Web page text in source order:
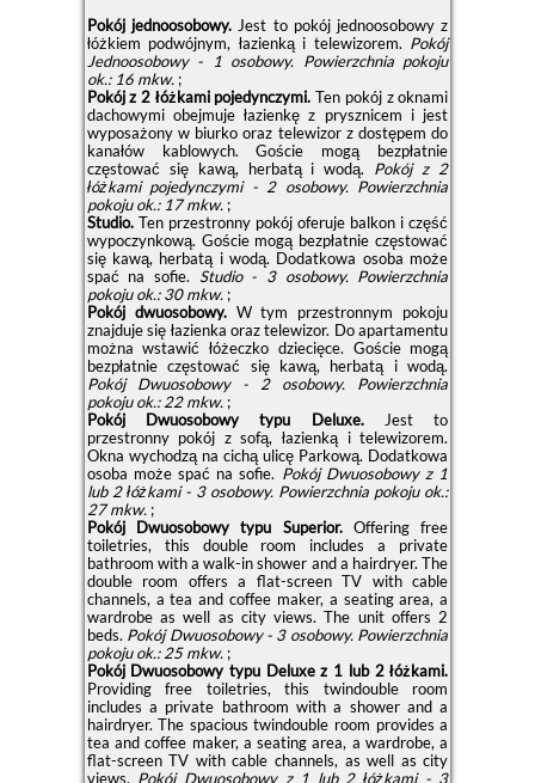
Pokój jednoosobowy. Jest to pokój jednoosobowy z
łóżkiem podwójnym, łazienką i telewizorem. Pokój
Jednoosobowy - 1 osobowy. Powierzchnia pokoju
ok.: 16 mkw.;
Pokój z 2 łóżkami pojedynczymi. Ten pokój z oknami
dachowymi obejmuje łazienkę z prysznicem i jest
wyposażony w biurko oraz telewizor z dostępem do
kanałów kablowych. Goście mogą bezpłatnie
częstować się kawą, herbatą i wodą. Pokój z 2
łóżkami pojedynczymi - 2 osobowy. Powierzchnia
pokoju ok.: 17 mkw.;
Studio.Ten przestronny pokój oferuje balkon i część
wypoczynkową. Goście mogą bezpłatnie częstować
się kawą, herbatą i wodą. Dodatkowa osoba może
spać na sofie. Studio - 3 osobowy. Powierzchnia
pokoju ok.: 30 mkw.;
Pokój dwuosobowy.W tym przestronnym pokoju
znajduje się łazienka oraz telewizor. Do apartamentu
można wstawić łóżeczko dziecięce. Goście mogą
bezpłatnie częstować się kawą, herbatą i wodą.
Pokój Dwuosobowy - 2 osobowy.
Powierzchnia
pokoju ok.: 22 mkw.;
Pokój Dwuosobowy typu Deluxe.Jest to
przestronny pokój z sofą, łazienką i telewizorem.
Okna wychodzą na cichą ulicę Parkową. Dodatkowa
osoba może spać na sofie. Pokój Dwuosobowy z 1
lub 2 łóżkami - 3 osobowy. Powierzchnia pokoju ok.:
27 mkw.;
Pokój Dwuosobowy typu Superior.Offering free
toiletries, this double room includes a private
bathroom with a walk-in shower and a hairdryer. The
double room offers a flat-screen TV with cable
channels, a tea and coffee maker, a seating area, a
wardrobe as well as city views. The unit offers 2
beds. Pokój Dwuosobowy - 3 osobowy. Powierzchnia
pokoju ok.: 25 mkw.;
Pokój Dwuosobowy typu Deluxe z 1 lub 2 łóżkami.
Providing free toiletries, this twindouble room
includes a private bathroom with a shower and a
hairdryer. The spacious twindouble room provides a
tea and coffee maker, a seating area, a wardrobe, a
flat-screen TV with cable channels, as well as city
views. Pokój Dwuosobowy z 1 lub 2 łóżkami - 3